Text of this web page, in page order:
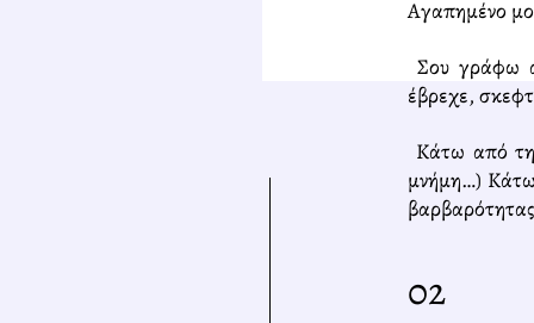
Αγαπημένο
Σου γράφω
έβρεχε,
Κάτω από
μνήμη…) Κάτω
02